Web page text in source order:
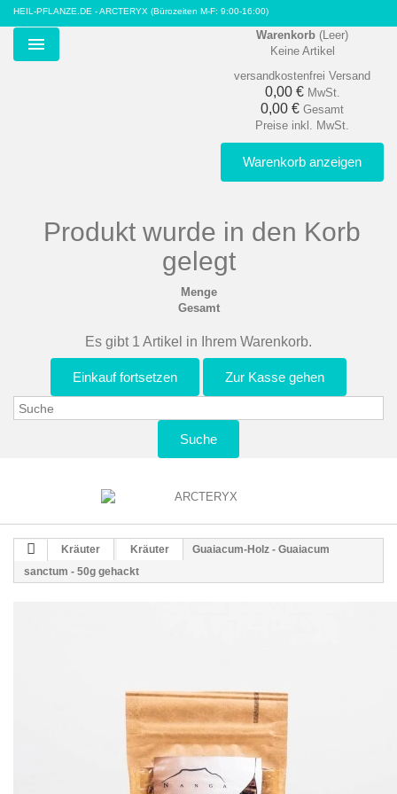
HEIL-PFLANZE.DE - ARCTERYX (Bürozeiten M-F: 9:00-16:00)
Menu
Warenkorb (Leer)
Keine Artikel
versandkostenfrei Versand
0,00 € MwSt.
0,00 € Gesamt
Preise inkl. MwSt.
Warenkorb anzeigen
Produkt wurde in den Korb
gelegt
Menge
Gesamt
Es gibt 1 Artikel in Ihrem Warenkorb.
Einkauf fortsetzen Zur Kasse gehen
Suche
Kräuter Kräuter
Guaiacum-Holz - Guaiacum
sanctum - 50g gehackt